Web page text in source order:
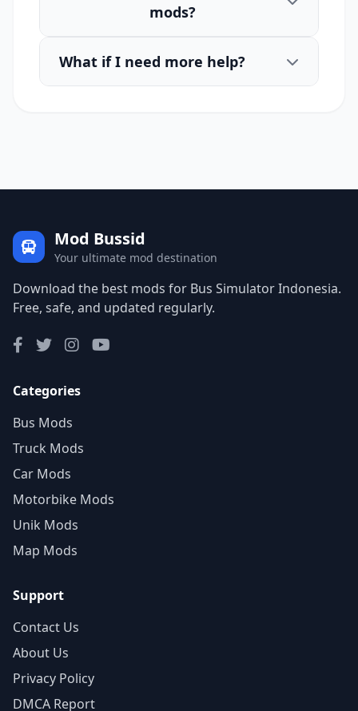
mods?
What if I need more help?
Mod Bussid
Your ultimate mod destination
Download the best mods for Bus Simulator Indonesia.
Free, safe, and updated regularly.
Categories
Bus Mods
Truck Mods
Car Mods
Motorbike Mods
Unik Mods
Map Mods
Support
Contact Us
About Us
Privacy Policy
DMCA Report